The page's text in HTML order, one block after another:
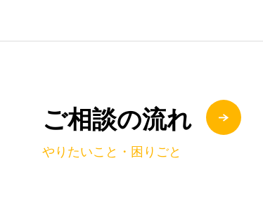
ご相談の流れ
やりたいこと・困りごと